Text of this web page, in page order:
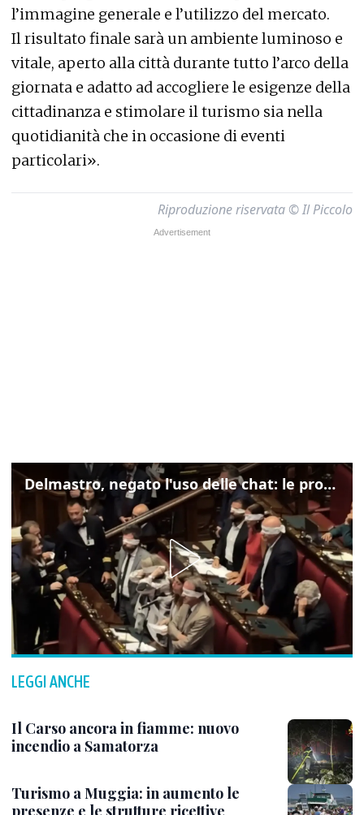
l’immagine generale e l’utilizzo del mercato.
Il risultato finale sarà un ambiente luminoso e
vitale, aperto alla città durante tutto l’arco della
giornata e adatto ad accogliere le esigenze della
cittadinanza e stimolare il turismo sia nella
quotidianità che in occasione di eventi
particolari».
Riproduzione riservata © Il Piccolo
Delmastro, negato l'uso delle chat: le proteste di Avs e M5s
LEGGI ANCHE
Il Carso ancora in fiamme: nuovo
incendio a Samatorza
Turismo a Muggia: in aumento le
presenze e le strutture ricettive